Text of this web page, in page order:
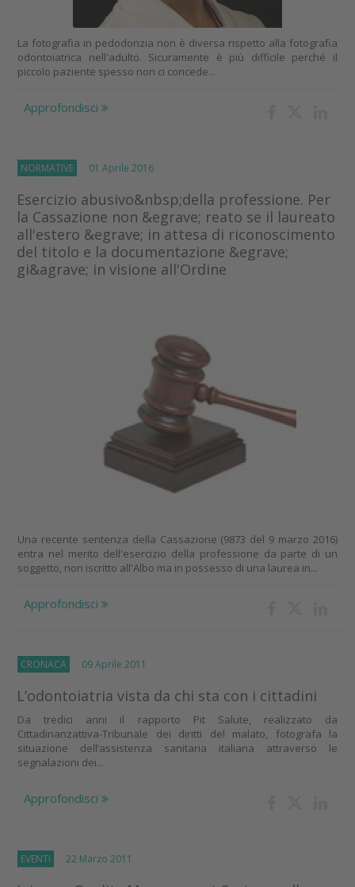
La fotografia in pedodonzia non è diversa rispetto alla fotografia
odontoiatrica nell'adulto. Sicuramente è più difficile perché il
piccolo paziente spesso non ci concede...
Approfondisci
NORMATIVE 01 Aprile 2016
Esercizio abusivo&nbsp;della professione. Per
la Cassazione non &egrave; reato se il laureato
all'estero &egrave; in attesa di riconoscimento
del titolo e la documentazione &egrave;
gi&agrave; in visione all'Ordine
Una recente sentenza della Cassazione (9873 del 9 marzo 2016)
entra nel merito dell'esercizio della professione da parte di un
soggetto, non iscritto all'Albo ma in possesso di una laurea in...
Approfondisci
CRONACA 09 Aprile 2011
L’odontoiatria vista da chi sta con i cittadini
Da tredici anni il rapporto Pit Salute, realizzato da
Cittadinanzattiva-Tribunale dei diritti del malato, fotografa la
situazione dell’assistenza sanitaria italiana attraverso le
segnalazioni dei...
Approfondisci
EVENTI 22 Marzo 2011